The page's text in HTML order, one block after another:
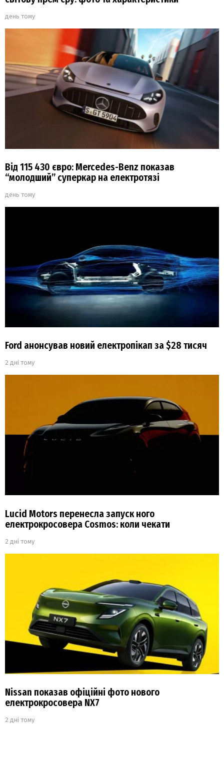
день тому
Від 115 430 євро: Mercedes-Benz показав
“молодший” суперкар на електротязі
день тому
Ford анонсував новий електропікап за $28 тисяч
2 дні тому
Lucid Motors перенесла запуск ного
електрокросовера Cosmos: коли чекати
2 дні тому
Nissan показав офіційні фото нового
електрокросовера NX7
2 дні тому